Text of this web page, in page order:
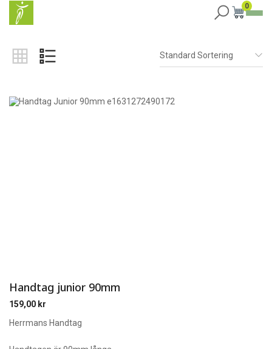
0
Standard Sortering
Handtag junior 90mm
159,00 kr
Herrmans Handtag